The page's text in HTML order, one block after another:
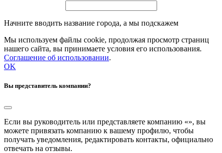
Начните вводить название города, а мы подскажем
Мы используем файлы cookie, продолжая просмотр страниц
нашего сайта, вы принимаете условия его использования.
Соглашение об использовании.
OK
Вы представитель компании?
Если вы руководитель или представляете компанию «», вы
можете привязать компанию к вашему профилю, чтобы
получать уведомления, редактировать контакты, официально
отвечать на отзывы.